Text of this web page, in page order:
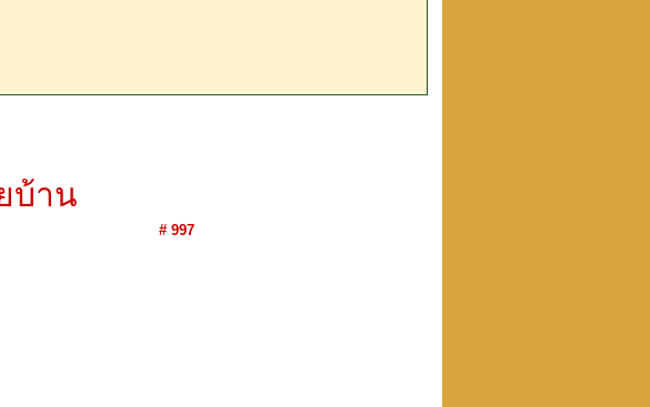
บ้าน
# 997